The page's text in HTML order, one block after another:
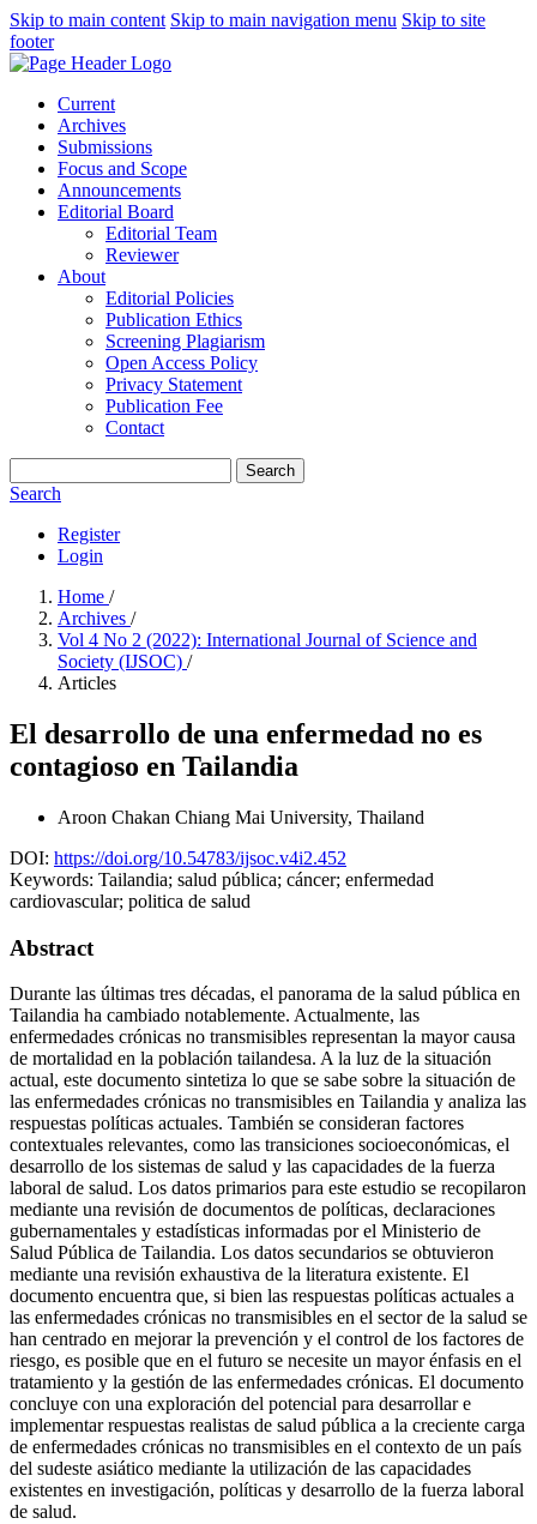
Skip to main content Skip to main navigation menu Skip to site
footer
Current
Archives
Submissions
Focus and Scope
Announcements
Editorial Board
Editorial Team
Reviewer
About
Editorial Policies
Publication Ethics
Screening Plagiarism
Open Access Policy
Privacy Statement
Publication Fee
Contact
Search
Search
Register
Login
Home /
Archives /
Vol 4 No 2 (2022): International Journal of Science and
Society (IJSOC) /
Articles
El desarrollo de una enfermedad no es
contagioso en Tailandia
Aroon Chakan Chiang Mai University, Thailand
DOI: https://doi.org/10.54783/ijsoc.v4i2.452
Keywords: Tailandia; salud pública; cáncer; enfermedad
cardiovascular; politica de salud
Abstract
Durante las últimas tres décadas, el panorama de la salud pública en
Tailandia ha cambiado notablemente. Actualmente, las
enfermedades crónicas no transmisibles representan la mayor causa
de mortalidad en la población tailandesa. A la luz de la situación
actual, este documento sintetiza lo que se sabe sobre la situación de
las enfermedades crónicas no transmisibles en Tailandia y analiza las
respuestas políticas actuales. También se consideran factores
contextuales relevantes, como las transiciones socioeconómicas, el
desarrollo de los sistemas de salud y las capacidades de la fuerza
laboral de salud. Los datos primarios para este estudio se recopilaron
mediante una revisión de documentos de políticas, declaraciones
gubernamentales y estadísticas informadas por el Ministerio de
Salud Pública de Tailandia. Los datos secundarios se obtuvieron
mediante una revisión exhaustiva de la literatura existente. El
documento encuentra que, si bien las respuestas políticas actuales a
las enfermedades crónicas no transmisibles en el sector de la salud se
han centrado en mejorar la prevención y el control de los factores de
riesgo, es posible que en el futuro se necesite un mayor énfasis en el
tratamiento y la gestión de las enfermedades crónicas. El documento
concluye con una exploración del potencial para desarrollar e
implementar respuestas realistas de salud pública a la creciente carga
de enfermedades crónicas no transmisibles en el contexto de un país
del sudeste asiático mediante la utilización de las capacidades
existentes en investigación, políticas y desarrollo de la fuerza laboral
de salud.